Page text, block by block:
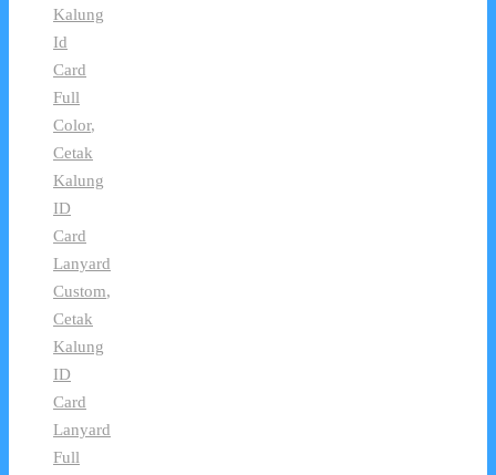
Kalung
Id
Card
Full
Color,
Cetak
Kalung
ID
Card
Lanyard
Custom,
Cetak
Kalung
ID
Card
Lanyard
Full